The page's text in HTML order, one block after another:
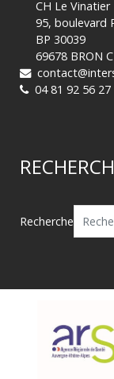
CH Le Vinatier
95, boulevard
BP 30039
69678 BRON
04 81 92 56 27
Recherche